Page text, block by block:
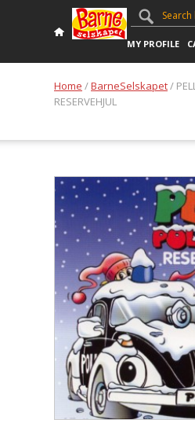
MY PROFILE
Home /BarneSelskapet/
RESERVEHJUL